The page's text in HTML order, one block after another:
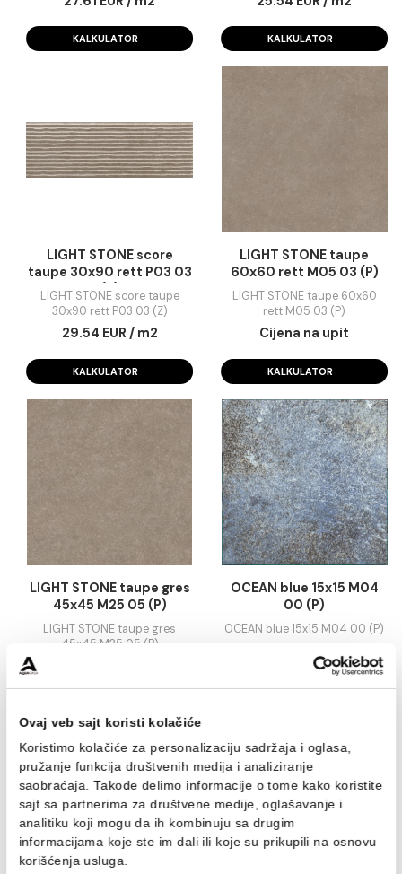
LIGHT STONE beige
27.61 EUR / m2
KALKULATOR
LIGHT STONE
LIGHT STONE score
taupe 30x90 rett P03 03
(Z)
LIGHT STONE score taupe
30x90 rett P03 03 (Z)
29.54 EUR / m2
KALKULATOR
LIGHT STONE
60x60 rett M05 03
LIGHT STONE taupe
rett M05 03 (P)
Cijena na upit
KALKULATOR
LIGHT STONE taupe gres
45x45 M25 05 (P)
LIGHT STONE taupe gres
45x45 M25 05 (P)
Cijena na upit
OCEAN blue 15x15
00 (P)
OCEAN blue 15x15 M04